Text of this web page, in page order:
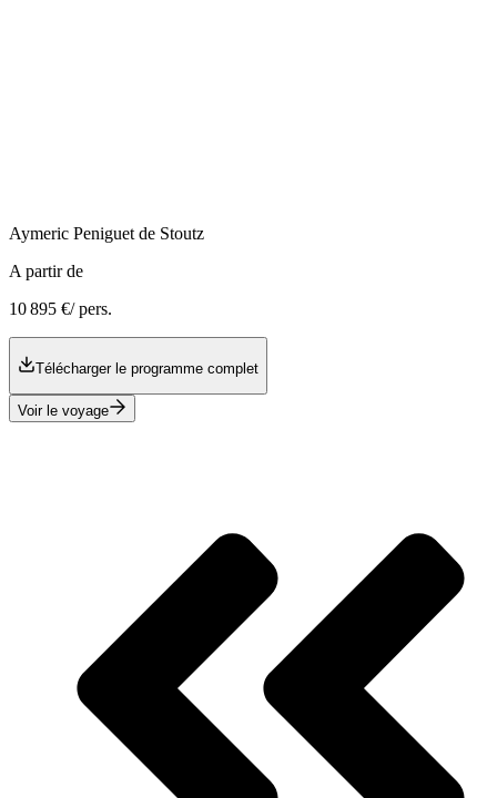
Aymeric Peniguet de Stoutz
A partir de
10 895 €/ pers.
Télécharger le programme complet
Voir le voyage